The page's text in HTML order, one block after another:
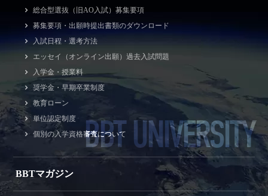
総合型選抜（旧AO入試）募集要項
募集要項・出願時提出書類のダウンロード
入試日程・選考方法
エッセイ（オンライン出願）過去入試問題
入学金・授業料
奨学金・早期卒業制度
教育ローン
単位認定制度
個別の入学資格審査について
BBTマガジン
BBT UNIVERSITY